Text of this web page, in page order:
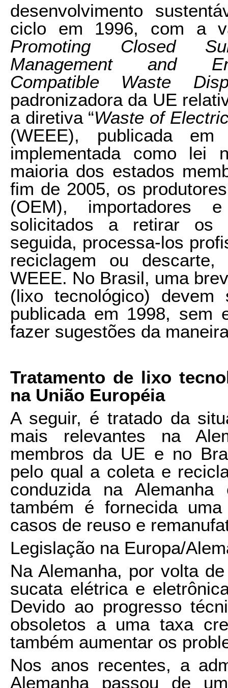
desenvolvimento
ciclo em 1996, com a
Promoting Closed
Management and
Compatible Waste
padronizadora da UE
a diretiva “Waste of
(WEEE), publicada
implementada como lei
maioria dos estados
fim de 2005, os
(OEM), importadores
solicitados a retirar os
seguida, processa-los
reciclagem ou
WEEE. No Brasil, uma
(lixo tecnológico)
publicada em 1998, sem
fazer sugestões da
Tratamento de lixo
na União Européia
A seguir, é tratado da
mais relevantes na
membros da UE e no
pelo qual a coleta e
conduzida na
também é fornecida
casos de reuso e
Legislação na Europa/
Na Alemanha, por volta
sucata elétrica e
Devido ao progresso
obsoletos a uma taxa
também aumentar os
Nos anos recentes, a
Alemanha passou de